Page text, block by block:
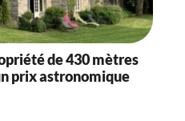
de 430 mètres
prix astronomique